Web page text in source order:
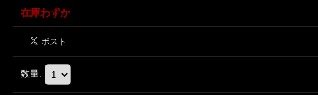
在庫わずか
数量: